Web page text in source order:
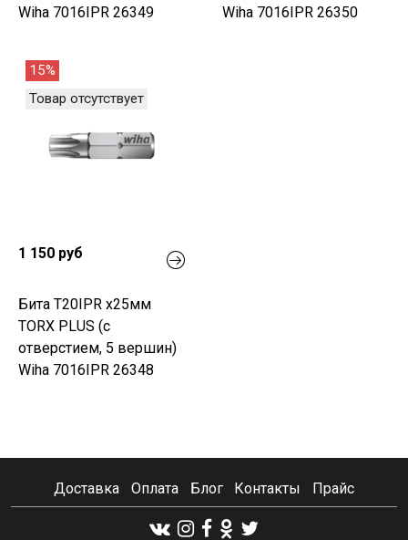
Wiha 7016IPR 26349
Wiha 7016IPR 26350
15%
Товар отсутствует
1 150 руб
Бита T20IPR х25мм
TORX PLUS (с
отверстием, 5 вершин)
Wiha 7016IPR 26348
Доставка Оплата Блог Контакты Прайс